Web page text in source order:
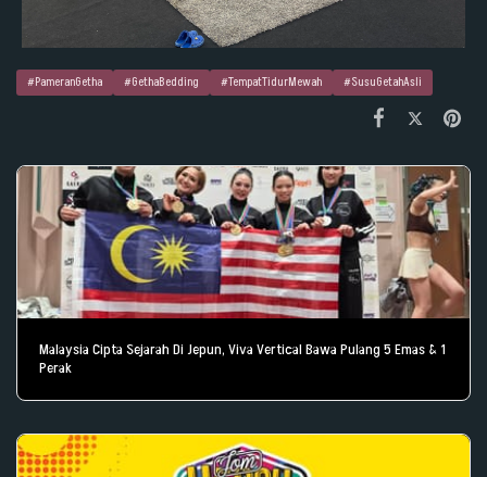
#PameranGetha #GethaBedding #TempatTidurMewah #SusuGetahAsli
Malaysia Cipta Sejarah Di Jepun, Viva Vertical Bawa Pulang 5 Emas & 1
Perak